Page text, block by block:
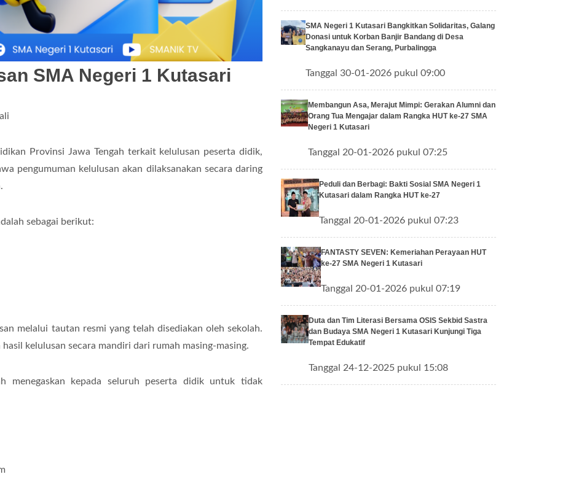
SMA Negeri 1 Kutasari
Provinsi Jawa Tengah terkait kelulusan peserta didik,
pengumuman kelulusan akan dilaksanakan secara daring
sebagai berikut:
melalui tautan resmi yang telah disediakan oleh sekolah.
kelulusan secara mandiri dari rumah masing-masing.
menegaskan kepada seluruh peserta didik untuk tidak
SMA Negeri 1 Kutasari Bangkitkan Solidaritas, Galang
Donasi untuk Korban Banjir Bandang di Desa
Sangkanayu dan Serang, Purbalingga
Tanggal 30-01-2026 pukul 09:00
Membangun Asa, Merajut Mimpi: Gerakan Alumni dan
Orang Tua Mengajar dalam Rangka HUT ke-27 SMA
Negeri 1 Kutasari
Tanggal 20-01-2026 pukul 07:25
Peduli dan Berbagi: Bakti Sosial SMA Negeri 1
Kutasari dalam Rangka HUT ke-27
Tanggal 20-01-2026 pukul 07:23
FANTASTY SEVEN: Kemeriahan Perayaan HUT
ke-27 SMA Negeri 1 Kutasari
Tanggal 20-01-2026 pukul 07:19
Duta dan Tim Literasi Bersama OSIS Sekbid Sastra
dan Budaya SMA Negeri 1 Kutasari Kunjungi Tiga
Tempat Edukatif
Tanggal 24-12-2025 pukul 15:08